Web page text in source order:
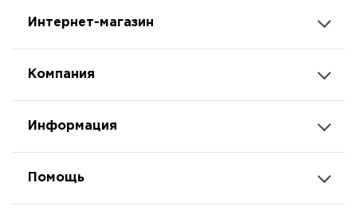
Интернет-магазин
Компания
Информация
Помощь